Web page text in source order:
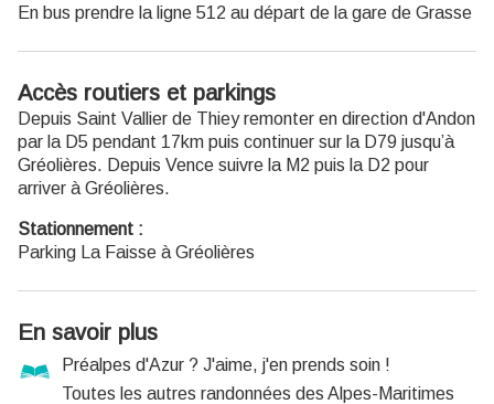
Profitez d’autresactivités natureproposées dans le Parc.
Recevez lanewsletterdu Parc.
En bus prendre la ligne 512 au départ de la gare de Grasse
Accès routiers et parkings
Depuis Saint Vallier de Thiey remonter en direction d'Andon
par la D5 pendant 17km puis continuer sur la D79 jusqu’à
Gréolières. Depuis Vence suivre la M2 puis la D2 pour
arriver à Gréolières.
Stationnement :
Parking La Faisse à Gréolières
En savoir plus
Préalpes d'Azur ? J'aime, j'en prends soin !
Toutes les autres randonnées des Alpes-Maritimes